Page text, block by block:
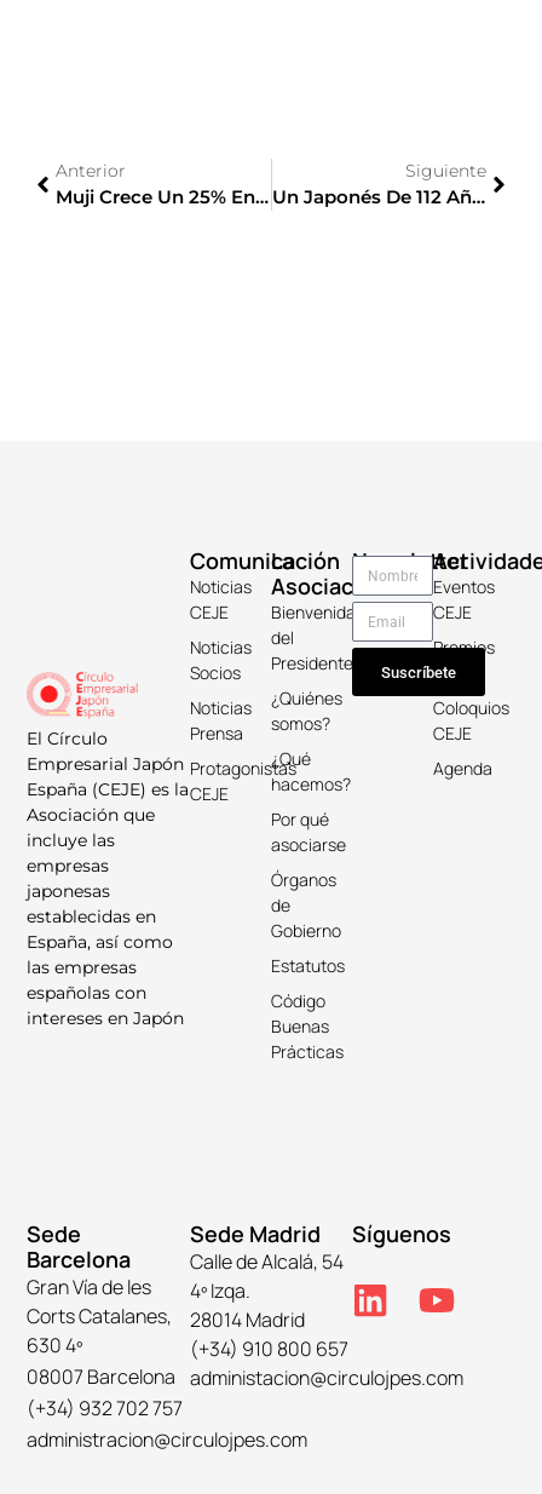
Anterior
Muji Crece Un 25% En España En 2019
Siguiente
Un Japonés De 112 Años, Reconocido Como El Hombre Más Viejo Del Mundo
El Círculo
Empresarial Japón
España (CEJE) es la
Asociación que
incluye las
empresas
japonesas
establecidas en
España, así como
las empresas
españolas con
intereses en Japón
La
Asociación
Bienvenida
del
Presidente
¿Quiénes
somos?
¿Qué
hacemos?
Por qué
asociarse
Órganos
de
Gobierno
Estatutos
Código
Buenas
Prácticas
Comunicación
Noticias
CEJE
Noticias
Socios
Noticias
Prensa
Protagonistas
CEJE
Eventos
CEJE
Premios
Keicho
Coloquios
CEJE
Agenda
Newsletter
Suscríbete
Sede
Barcelona
Gran Vía de les
Corts Catalanes,
630 4º
08007 Barcelona
(+34) 932 702 757
administracion@circulojpes.com
Sede Madrid
Calle de Alcalá, 54
4º Izqa.
28014 Madrid
(+34) 910 800 657
administacion@circulojpes.com
Síguenos